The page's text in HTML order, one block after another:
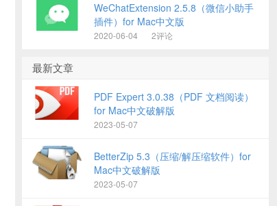
WeChatExtension 2.5.8（微信小助手
插件）for Mac中文版
2020-06-04 2评论
最新文章
PDF Expert 3.0.38（PDF 文档阅读）
for Mac中文破解版
2023-05-07
BetterZip 5.3（压缩/解压缩软件）for
Mac中文破解版
2023-05-07